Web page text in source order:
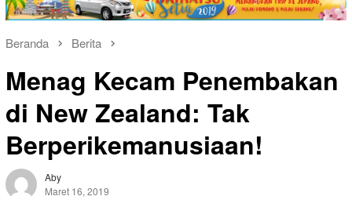
Beranda Berita
Menag Kecam Penembakan
di New Zealand: Tak
Berperikemanusiaan!
Aby
Maret 16, 2019